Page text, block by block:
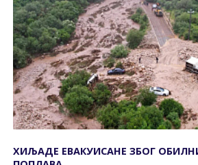
ХИЉАДЕ ЕВАКУИСАНЕ ЗБОГ